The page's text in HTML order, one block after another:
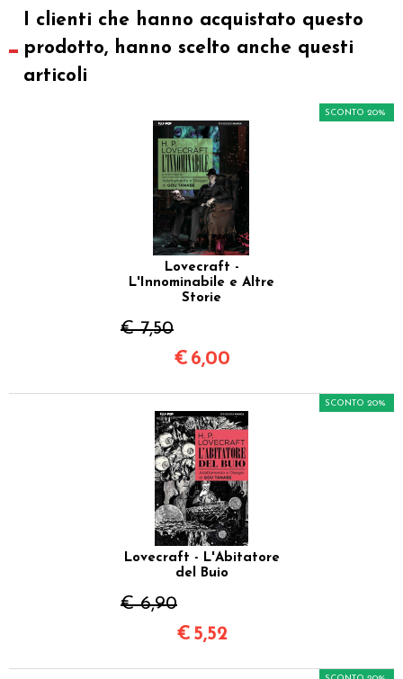
I clienti che hanno acquistato questo
prodotto, hanno scelto anche questi
articoli
Lovecraft -
L'Innominabile e Altre
Storie
€ 7,50
SCONTO 20%
€ 6,00
Lovecraft - L'Abitatore
del Buio
€ 6,90
SCONTO 20%
€ 5,52